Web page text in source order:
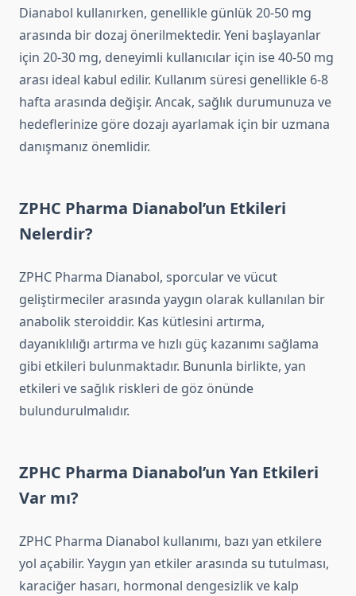
Dianabol kullanırken, genellikle günlük 20-50 mg
arasında bir dozaj önerilmektedir. Yeni başlayanlar
için 20-30 mg, deneyimli kullanıcılar için ise 40-50 mg
arası ideal kabul edilir. Kullanım süresi genellikle 6-8
hafta arasında değişir. Ancak, sağlık durumunuza ve
hedeflerinize göre dozajı ayarlamak için bir uzmana
danışmanız önemlidir.
ZPHC Pharma Dianabol’un Etkileri
Nelerdir?
ZPHC Pharma Dianabol, sporcular ve vücut
geliştirmeciler arasında yaygın olarak kullanılan bir
anabolik steroiddir. Kas kütlesini artırma,
dayanıklılığı artırma ve hızlı güç kazanımı sağlama
gibi etkileri bulunmaktadır. Bununla birlikte, yan
etkileri ve sağlık riskleri de göz önünde
bulundurulmalıdır.
ZPHC Pharma Dianabol’un Yan Etkileri
Var mı?
ZPHC Pharma Dianabol kullanımı, bazı yan etkilere
yol açabilir. Yaygın yan etkiler arasında su tutulması,
karaciğer hasarı, hormonal dengesizlik ve kalp